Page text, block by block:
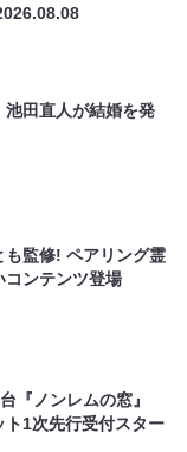
池田直人が結婚を発
も監修! ペアリング霊
コンテンツ登場
『ノンレムの窓』
1次先行受付スター